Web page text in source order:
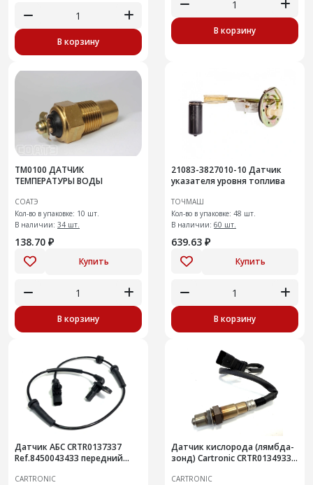
В корзину
В корзину
ТМ0100 ДАТЧИК
ТЕМПЕРАТУРЫ ВОДЫ
СОАТЭ
Кол-во в упаковке: 10 шт.
В наличии: 34 шт.
138.70 ₽
Купить
В корзину
21083-3827010-10 Датчик
указателя уровня топлива
ТОЧМАШ
Кол-во в упаковке: 48 шт.
В наличии: 60 шт.
639.63 ₽
Купить
В корзину
Датчик АБС CRTR0137337
Ref.8450043433 передний
CARTRONIC
Датчик кислорода (лямбда-
зонд) Cartronic CRTR0134933
CARTRONIC